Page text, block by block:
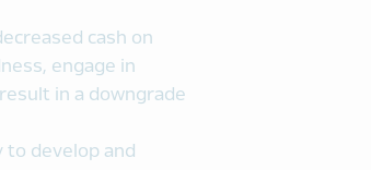
cash on
engage in
in a downgrade
to develop and